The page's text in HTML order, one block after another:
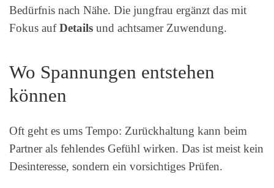
Bedürfnis nach Nähe. Die jungfrau ergänzt das mit
Fokus aufDetails und achtsamer Zuwendung.
Wo Spannungen entstehen
können
Oft geht es ums Tempo: Zurückhaltung kann beim
Partner als fehlendes Gefühl wirken. Das ist meist kein
Desinteresse, sondern ein vorsichtiges Prüfen.